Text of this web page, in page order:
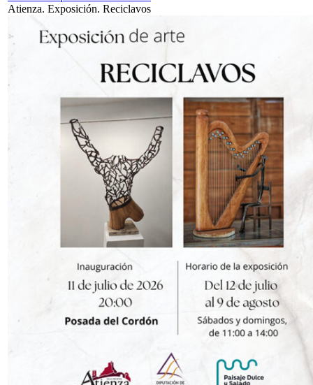
Atienza. Exposición. Reciclavos